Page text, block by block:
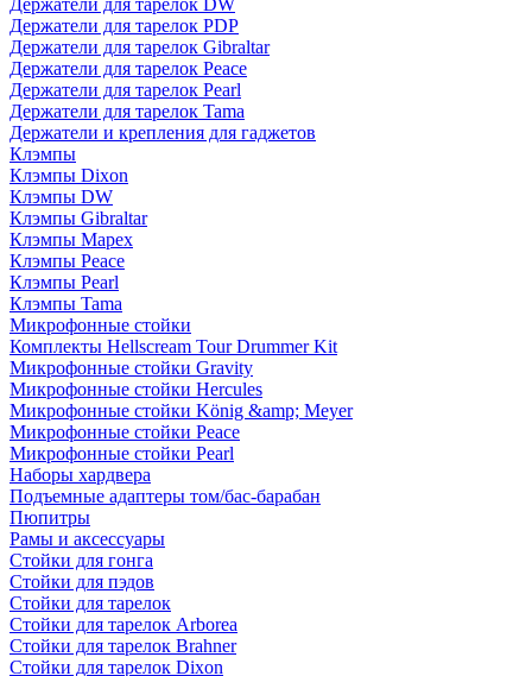
Держатели для тарелок DW
Держатели для тарелок PDP
Держатели для тарелок Gibraltar
Держатели для тарелок Peace
Держатели для тарелок Pearl
Держатели для тарелок Tama
Держатели и крепления для гаджетов
Клэмпы
Клэмпы Dixon
Клэмпы DW
Клэмпы Gibraltar
Клэмпы Mapex
Клэмпы Peace
Клэмпы Pearl
Клэмпы Tama
Микрофонные стойки
Комплекты Hellscream Tour Drummer Kit
Микрофонные стойки Gravity
Микрофонные стойки Hercules
Микрофонные стойки König &amp; Meyer
Микрофонные стойки Peace
Микрофонные стойки Pearl
Наборы хардвера
Подъемные адаптеры том/бас-барабан
Пюпитры
Рамы и аксессуары
Стойки для гонга
Стойки для пэдов
Стойки для тарелок
Стойки для тарелок Arborea
Стойки для тарелок Brahner
Стойки для тарелок Dixon